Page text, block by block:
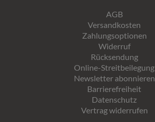
AGB
Versandkosten
Zahlungsoptionen
Widerruf
Rücksendung
Online-Streitbeilegung
Newsletter abonnieren
Barrierefreiheit
Datenschutz
Vertrag widerrufen